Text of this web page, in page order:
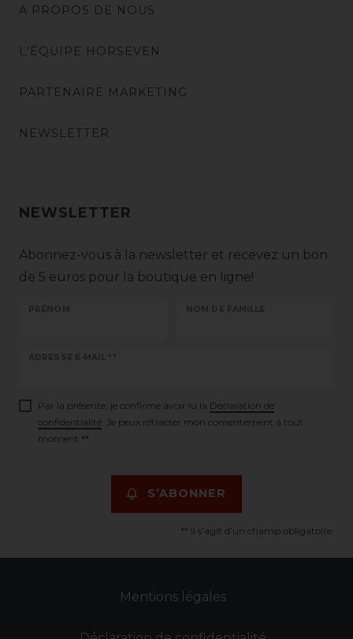
A PROPOS DE NOUS
L'ÉQUIPE HORSEVEN
PARTENAIRE MARKETING
NEWSLETTER
NEWSLETTER
Abonnez-vous à la newsletter et recevez un bon
de 5 euros pour la boutique en ligne!
PRÉNOM NOM DE FAMILLE
ADRESSE E-MAIL **
Ceres::Template.newsletterHoneypotLabel
Par la présente, je confirme avoir lu la Déclaration de
confidentialité . Je peux rétracter mon consentement à tout
moment.**
S’ABONNER
** Il s’agit d’un champ obligatoire.
Mentions légales